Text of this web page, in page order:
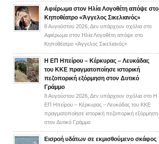
Αφιέρωμα στον Ηλία Λογοθέτη απόψε στο
Κηποθέατρο «Άγγελος Σικελιανός»
8 Αυγούστου 2026, Δεν υπάρχουν σχόλια στο
Αφιέρωμα στον Ηλία Λογοθέτη απόψε στο
Κηποθέατρο «Άγγελος Σικελιανός»
Η ΕΠ Ηπείρου – Κέρκυρας – Λευκάδας
του ΚΚΕ πραγματοποίησε ιστορική
πεζοπορική εξόρμηση στον Δυτικό
Γράμμο
8 Αυγούστου 2026, Δεν υπάρχουν σχόλια στο Η
ΕΠ Ηπείρου – Κέρκυρας – Λευκάδας του ΚΚΕ
πραγματοποίησε ιστορική πεζοπορική εξόρμηση
στον Δυτικό Γράμμο
Εισροή υδάτων σε εκμισθούμενο σκάφος